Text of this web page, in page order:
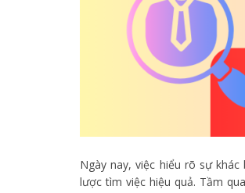
Ngày nay, việc hiểu rõ sự
lược tìm việc hiệu quả. Tầm